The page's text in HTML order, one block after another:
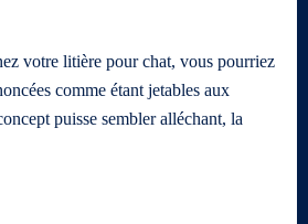
votre litière pour chat, vous pourriez
comme étant jetables aux
puisse sembler alléchant, la